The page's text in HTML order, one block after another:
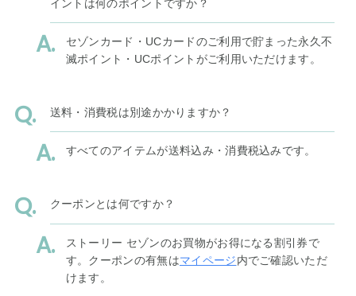
イントは何のポイントですか？
セゾンカード・UCカードのご利用で貯まった永久不
滅ポイント・UCポイントがご利用いただけます。
送料・消費税は別途かかりますか？
すべてのアイテムが送料込み・消費税込みです。
クーポンとは何ですか？
ストーリー セゾンのお買物がお得になる割引券で
す。クーポンの有無はマイページ内でご確認いただ
けます。